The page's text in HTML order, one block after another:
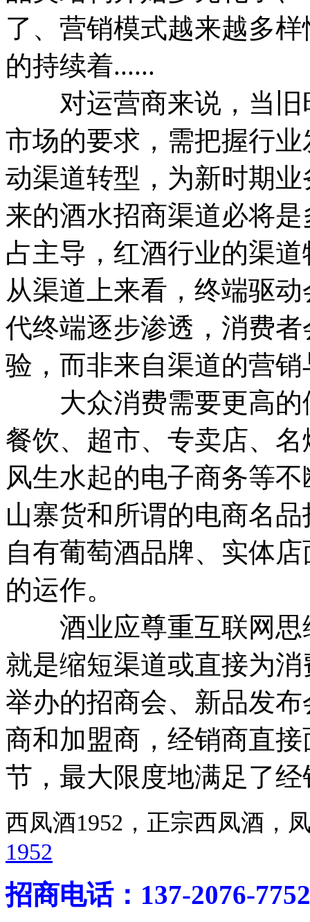
了、营销模式越来越多
的持续着......
对运营商来说，当旧
市场的要求，需把握行
动渠道转型，为新时期
来的酒水招商渠道必将
占主导，红酒行业的渠
从渠道上来看，终端驱
代终端逐步渗透，消费
验，而非来自渠道的营
大众消费需要更高的
餐饮、超市、专卖店、
风生水起的电子商务等
山寨货和所谓的电商名
自有葡萄酒品牌、实体
的运作。
酒业应尊重互联网思
就是缩短渠道或直接为
举办的招商会、新品发
商和加盟商，经销商直
节，最大限度地满足了
西凤酒1952，正宗西凤酒
1952
招商电话：137-2076-7752